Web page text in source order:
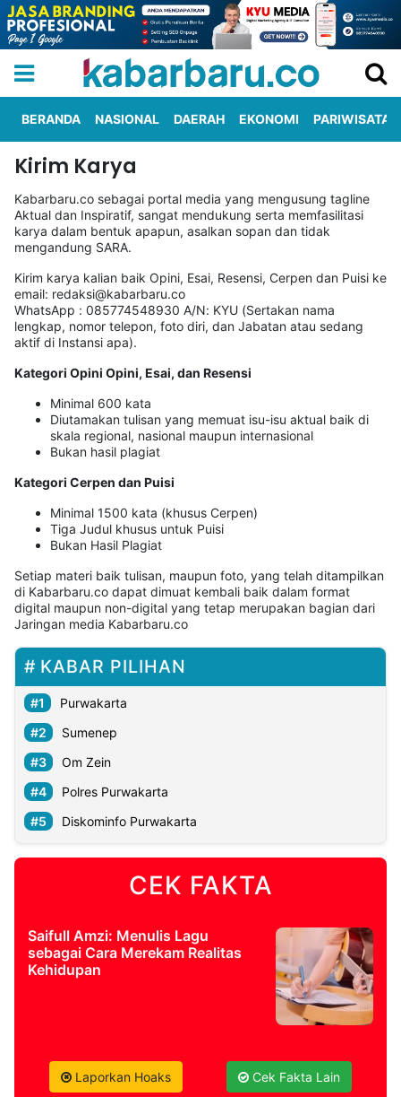
Informasi
Iklan
KabarbaruTV
Kirim
Berita
Tentang
Kami
Berita
Nasional
International
Olahraga
Entertainment
Daerah
Pariwisata
Kuliner
Kolom
Network
PT
TREETAN
MULTIMEDIA
INDONESIA
Partner
Insight
NTB
Suara
Time
Lens
Daily
Jogja
Jalan
Rakyat
Idealita
News
Notice
Dinamikapost.com
Radar
Baru
Seedbacklink
Follow
Kabarbaru
Kabarbaru.co
Kabarbaru
Media
Holding
BERANDA NASIONAL DAERAH EKONOMI PARIWISATA
Kirim Karya
Kabarbaru.co sebagai portal media yang mengusung tagline
Aktual dan Inspiratif, sangat mendukung serta memfasilitasi
karya dalam bentuk apapun, asalkan sopan dan tidak
mengandung SARA.
Kirim karya kalian baik Opini, Esai, Resensi, Cerpen dan Puisi ke
email: redaksi@kabarbaru.co
WhatsApp : 085774548930 A/N: KYU (Sertakan nama
lengkap, nomor telepon, foto diri, dan Jabatan atau sedang
aktif di Instansi apa).
Kategori Opini Opini, Esai, dan Resensi
Minimal 600 kata
Diutamakan tulisan yang memuat isu-isu aktual baik di
skala regional, nasional maupun internasional
Bukan hasil plagiat
Kategori Cerpen dan Puisi
Minimal 1500 kata (khusus Cerpen)
Tiga Judul khusus untuk Puisi
Bukan Hasil Plagiat
Setiap materi baik tulisan, maupun foto, yang telah ditampilkan
di Kabarbaru.co dapat dimuat kembali baik dalam format
digital maupun non-digital yang tetap merupakan bagian dari
Jaringan media Kabarbaru.co
KABAR PILIHAN
Purwakarta
Sumenep
Om Zein
Polres Purwakarta
Diskominfo Purwakarta
CEK FAKTA
Saifull Amzi: Menulis Lagu
sebagai Cara Merekam Realitas
Kehidupan
Laporkan Hoaks Cek Fakta Lain